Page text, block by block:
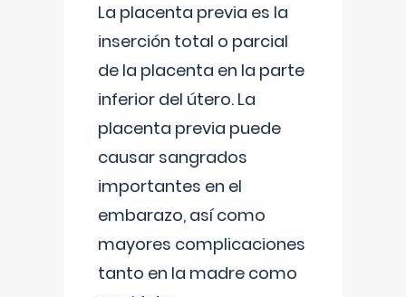
La placenta previa es la
inserción total o parcial
de la placenta en la parte
inferior del útero. La
placenta previa puede
causar sangrados
importantes en el
embarazo, así como
mayores complicaciones
tanto en la madre como